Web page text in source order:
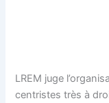
LREM juge
centristes très à